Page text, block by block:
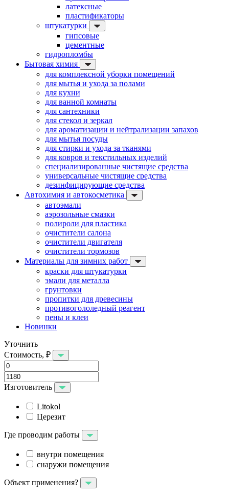
латексные
пластификаторы
штукатурки
гипсовые
цементные
гидропломбы
Бытовая химия
для комплексной уборки помещений
для мытья и ухода за полами
для кухни
для ванной комнаты
для сантехники
для стекол и зеркал
для ароматизации и нейтрализации запахов
для мытья посуды
для стирки и ухода за тканями
для ковров и текстильных изделий
специализированные чистящие средства
универсальные чистящие средства
дезинфицирующие средства
Автохимия и автокосметика
автоэмали
аэрозольные смазки
полироли для пластика
очистители салона
очистители двигателя
очистители тормозов
Материалы для зимних работ
краски для штукатурки
эмали для металла
грунтовки
пропитки для древесины
противогололедный реагент
пены и клеи
Новинки
Уточнить
Стоимость, ₽
Изготовитель
Litokol
Церезит
Где проводим работы
внутри помещения
снаружи помещения
Объект применения?